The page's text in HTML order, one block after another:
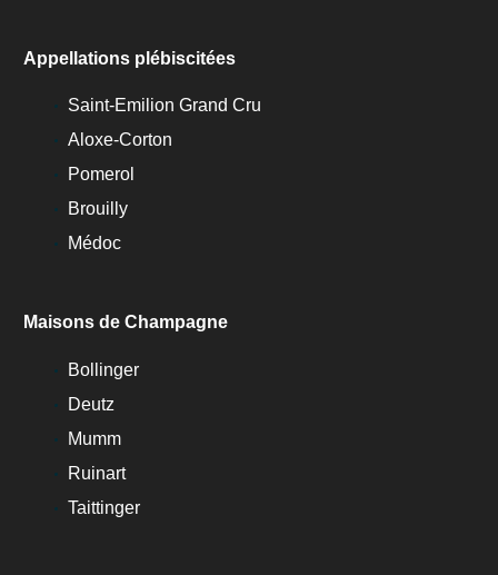
Appellations plébiscitées
Saint-Emilion Grand Cru
Aloxe-Corton
Pomerol
Brouilly
Médoc
Maisons de Champagne
Bollinger
Deutz
Mumm
Ruinart
Taittinger